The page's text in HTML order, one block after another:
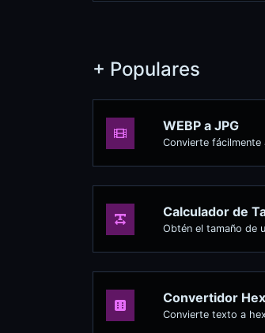
+ Populares
WEBP a JPG
Convierte fácilmente
Calculador de
Obtén el tamaño de
Convertidor
Convierte texto a